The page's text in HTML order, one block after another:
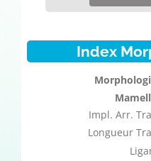
Index
Impl. Arr.
Longueur